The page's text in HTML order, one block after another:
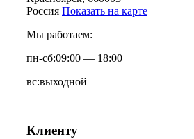
Россия Показать на карте
Мы работаем:
пн-сб:09:00 — 18:00
вс:выходной
Клиенту